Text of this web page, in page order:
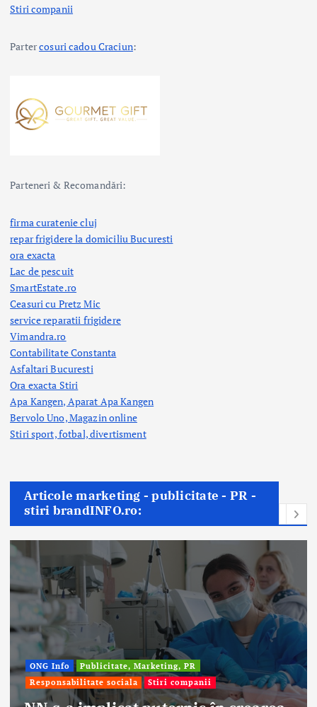
Stiri companii
Partercosuri cadou Craciun:
Parteneri & Recomandări:
firma curatenie cluj
repar frigidere la domiciliu Bucuresti
ora exacta
Lac de pescuit
SmartEstate.ro
Ceasuri cu Pretz Mic
service reparatii frigidere
Vimandra.ro
Contabilitate Constanta
Asfaltari Bucuresti
Ora exacta Stiri
Apa Kangen, Aparat Apa Kangen
Bervolo Uno, Magazin online
Stiri sport, fotbal,divertisment
Articole marketing - publicitate - PR -
stiri brandINFO.ro:
ONG Info
Publicitate, Marketing, PR
Responsabilitate sociala
Stiri companii